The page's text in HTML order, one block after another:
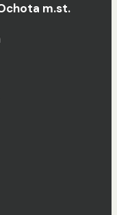
m.st.